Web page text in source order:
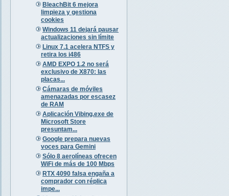
BleachBit 6 mejora
limpieza y gestiona
cookies
Windows 11 dejará pausar
actualizaciones sin límite
Linux 7.1 acelera NTFS y
retira los i486
AMD EXPO 1.2 no será
exclusivo de X870: las
placas...
Cámaras de móviles
amenazadas por escasez
de RAM
Aplicación Vibing.exe de
Microsoft Store
presuntam...
Google prepara nuevas
voces para Gemini
Sólo 8 aerolíneas ofrecen
WiFi de más de 100 Mbps
RTX 4090 falsa engaña a
comprador con réplica
impe...